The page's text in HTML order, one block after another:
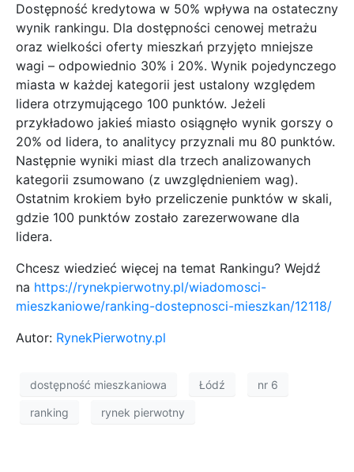
Dostępność kredytowa w 50% wpływa na ostateczny
wynik rankingu. Dla dostępności cenowej metrażu
oraz wielkości oferty mieszkań przyjęto mniejsze
wagi – odpowiednio 30% i 20%. Wynik pojedynczego
miasta w każdej kategorii jest ustalony względem
lidera otrzymującego 100 punktów. Jeżeli
przykładowo jakieś miasto osiągnęło wynik gorszy o
20% od lidera, to analitycy przyznali mu 80 punktów.
Następnie wyniki miast dla trzech analizowanych
kategorii zsumowano (z uwzględnieniem wag).
Ostatnim krokiem było przeliczenie punktów w skali,
gdzie 100 punktów zostało zarezerwowane dla
lidera.
Chcesz wiedzieć więcej na temat Rankingu? Wejdź
na https://rynekpierwotny.pl/wiadomosci-
mieszkaniowe/ranking-dostepnosci-mieszkan/12118/
Autor: RynekPierwotny.pl
dostępność mieszkaniowa Łódź nr 6
ranking rynek pierwotny